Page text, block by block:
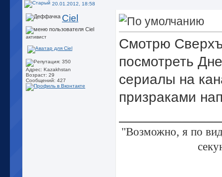
20.01.2012, 18:58
Ciel
активист
Адрес: Kazakhstan
Возраст: 29
Сообщений: 427
Смотрю
посмотреть
сериалы на
призраками
"Возможно, я по